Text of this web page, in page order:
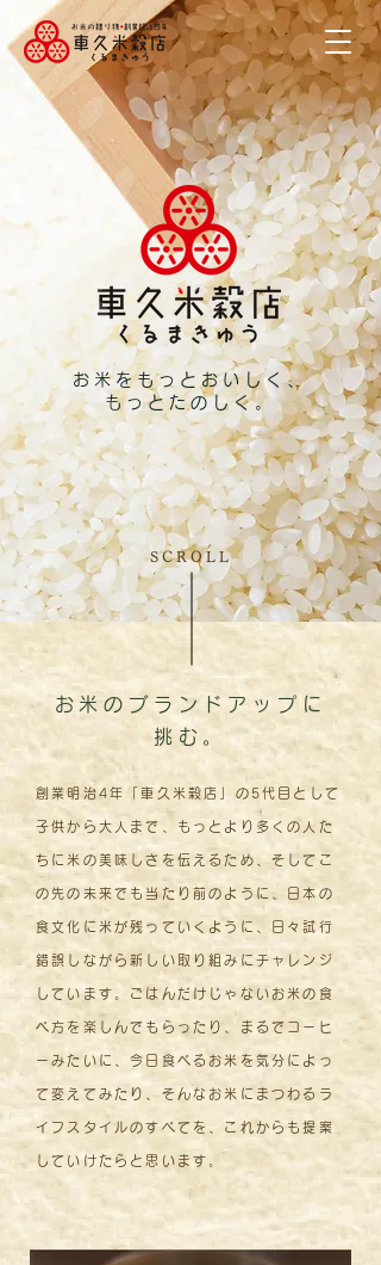
お米をもっとおいしく、
もっとたのしく。
SCROLL
お米のブランドアップに
挑む。
創業明治4年「車久米穀店」の5代目として
子供から大人まで、もっとより多くの人た
ちに米の美味しさを伝えるため、そしてこ
の先の未来でも当たり前のように、日本の
食文化に米が残っていくように、日々試行
錯誤しながら新しい取り組みにチャレンジ
しています。ごはんだけじゃないお米の食
べ方を楽しんでもらったり、まるでコーヒ
ーみたいに、今日食べるお米を気分によっ
て変えてみたり、そんなお米にまつわるラ
イフスタイルのすべてを、これからも提案
していけたらと思います。